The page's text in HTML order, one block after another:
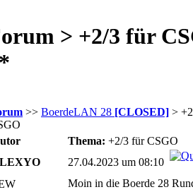
> +2/3 für
>> BoerdeLAN 28 [CLOSED] >
Thema: +2/3 für CSGO
27.04.2023 um 08:10
Moin in die Boerde 28